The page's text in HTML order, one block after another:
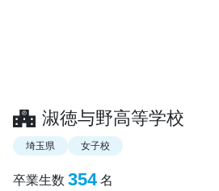
淑徳与野高等学校
埼玉県 女子校
卒業生数 354 名